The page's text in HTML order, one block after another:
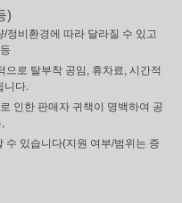
)
정비환경에 따라 달라질 수 있고
로 탈부착 공임, 휴차료, 시간적
니다.
인한 판매자 귀책이 명백하여 공
있습니다(지원 여부/범위는 증